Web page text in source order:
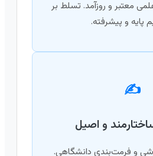
معتبر و روزآمد. تسلط بر
پایه و پیشرفته.
✍️
و اصیل
و فرمت‌بندی دانشگاهی.